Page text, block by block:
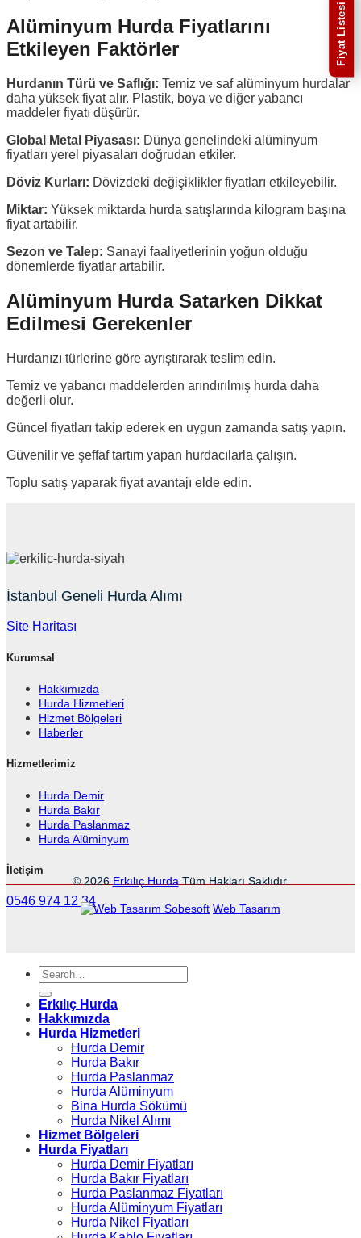
Alüminyum Hurda Fiyatlarını
Etkileyen Faktörler
Hurdanın Türü ve Saflığı: Temiz ve saf alüminyum hurdalar
daha yüksek fiyat alır. Plastik, boya ve diğer yabancı
maddeler fiyatı düşürür.
Global Metal Piyasası: Dünya genelindeki alüminyum
fiyatları yerel piyasaları doğrudan etkiler.
Döviz Kurları: Dövizdeki değişiklikler fiyatları etkileyebilir.
Miktar: Yüksek miktarda hurda satışlarında kilogram başına
fiyat artabilir.
Sezon ve Talep: Sanayi faaliyetlerinin yoğun olduğu
dönemlerde fiyatlar artabilir.
Alüminyum Hurda Satarken Dikkat
Edilmesi Gerekenler
Hurdanızı türlerine göre ayrıştırarak teslim edin.
Temiz ve yabancı maddelerden arındırılmış hurda daha
değerli olur.
Güncel fiyatları takip ederek en uygun zamanda satış yapın.
Güvenilir ve şeffaf tartım yapan hurdacılarla çalışın.
Toplu satış yaparak fiyat avantajı elde edin.
İstanbul Geneli Hurda Alımı
Site Haritası
Kurumsal
Hakkımızda
Hurda Hizmetleri
Hizmet Bölgeleri
Haberler
Hizmetlerimiz
Hurda Demir
Hurda Bakır
Hurda Paslanmaz
Hurda Alüminyum
İletişim
0546 974 12 34
© 2026 Erkılıç Hurda Tüm Hakları Saklıdır.
Sobesoft Web Tasarım
Erkılıç Hurda
Hakkımızda
Hurda Hizmetleri
Hurda Demir
Hurda Bakır
Hurda Paslanmaz
Hurda Alüminyum
Bina Hurda Sökümü
Hurda Nikel Alımı
Hizmet Bölgeleri
Hurda Fiyatları
Hurda Demir Fiyatları
Hurda Bakır Fiyatları
Hurda Paslanmaz Fiyatları
Hurda Alüminyum Fiyatları
Hurda Nikel Fiyatları
Fiyat Listesi